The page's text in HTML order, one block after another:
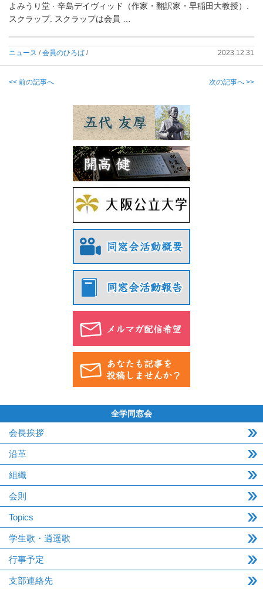
よみうり堂 · 辛島デイヴィッド（作家・翻訳家・早稲田大教授）.
スクラップ. スクラップは会員 …
ニュース /会員のひろば / 2023.12.31
<< 前の記事へ 次の記事へ >>
全学同窓会
会長挨拶
沿革
組織
会則
Topics
学生歌・逍遥歌
行事予定
支部連絡先